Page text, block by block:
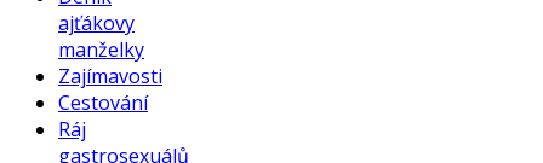
ajťákovy
manželky
Zajímavosti
Cestování
Ráj
gastrosexuálů